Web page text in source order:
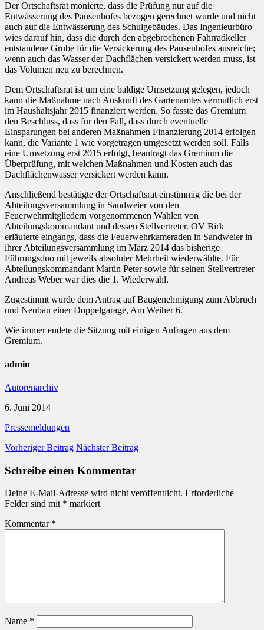
Der Ortschaftsrat monierte, dass die Prüfung nur auf die
Entwässerung des Pausenhofes bezogen gerechnet wurde und nicht
auch auf die Entwässerung des Schulgebäudes. Das Ingenieurbüro
wies darauf hin, dass die durch den abgebrochenen Fahrradkeller
entstandene Grube für die Versickerung des Pausenhofes ausreiche;
wenn auch das Wasser der Dachflächen versickert werden muss, ist
das Volumen neu zu berechnen.
Dem Ortschaftsrat ist um eine baldige Umsetzung gelegen, jedoch
kann die Maßnahme nach Auskunft des Gartenamtes vermutlich erst
im Haushaltsjahr 2015 finanziert werden. So fasste das Gremium
den Beschluss, dass für den Fall, dass durch eventuelle
Einsparungen bei anderen Maßnahmen Finanzierung 2014 erfolgen
kann, die Variante 1 wie vorgetragen umgesetzt werden soll. Falls
eine Umsetzung erst 2015 erfolgt, beantragt das Gremium die
Überprüfung, mit welchen Maßnahmen und Kosten auch das
Dachflächenwasser versickert werden kann.
Anschließend bestätigte der Ortschaftsrat einstimmig die bei der
Abteilungsversammlung in Sandweier von den
Feuerwehrmitgliedern vorgenommenen Wahlen von
Abteilungskommandant und dessen Stellvertreter. OV Birk
erläuterte eingangs, dass die Feuerwehrkameraden in Sandweier in
ihrer Abteilungsversammlung im März 2014 das bisherige
Führungsduo mit jeweils absoluter Mehrheit wiederwählte. Für
Abteilungskommandant Martin Peter sowie für seinen Stellvertreter
Andreas Weber war dies die 1. Wiederwahl.
Zugestimmt wurde dem Antrag auf Baugenehmigung zum Abbruch
und Neubau einer Doppelgarage, Am Weiher 6.
Wie immer endete die Sitzung mit einigen Anfragen aus dem
Gremium.
admin
Autorenarchiv
6. Juni 2014
Pressemeldungen
Vorheriger Beitrag Nächster Beitrag
Schreibe einen Kommentar
Deine E-Mail-Adresse wird nicht veröffentlicht. Erforderliche
Felder sind mit * markiert
Kommentar *
Name *